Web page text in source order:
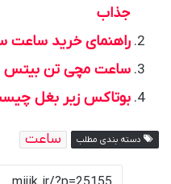
جذاب
راهنمای خرید ساعت
ساعت مچی تن بیتس TEN BEATS
بوتاکس زیر بغل
دسته بندی مطلب ساعت